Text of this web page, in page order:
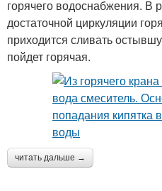
горячего водоснабжения. В
достаточной циркуляции
приходится сливать
пойдет горячая.
читать дальше →